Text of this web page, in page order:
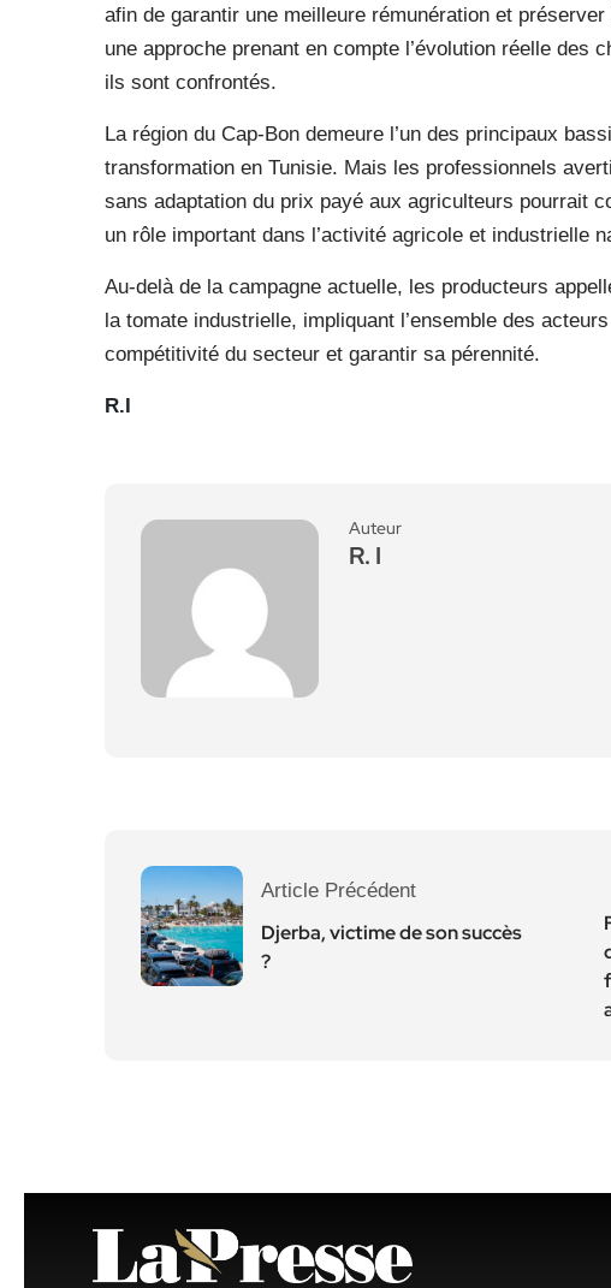
afin de garantir une meilleure rémunération et
une approche prenant en compte l’évolution réelle des
ils sont confrontés.
La région du Cap-Bon demeure l’un des principaux
transformation en Tunisie. Mais les professionnels
sans adaptation du prix payé aux agriculteurs pourrait
un rôle important dans l’activité agricole et industrielle
Au-delà de la campagne actuelle, les producteurs
la tomate industrielle, impliquant l’ensemble des
compétitivité du secteur et garantir sa pérennité.
R.I
Auteur
R. I
Article Précédent
Djerba, victime de son succès
?